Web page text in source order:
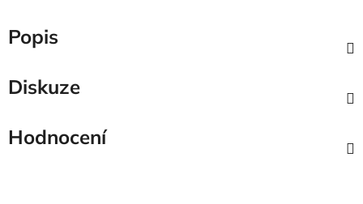
Popis
Diskuze
Hodnocení